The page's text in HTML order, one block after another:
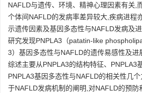
NAFLD与遗传、环境、精神心理因素有关,
个体间NAFLD的发病率差异较大,疾病进程
示遗传因素及基因多态性与NAFLD发病及
研究发现PNPLA3（patatin-like
3）基因多态性与NAFLD的遗传易感性及进
综述主要从PNPLA3的结构特征、PNPLA3
PNPLA3基因多态性与NAFLD的相关性几
于NAFLD发病机制的阐明,对NAFLD的预防